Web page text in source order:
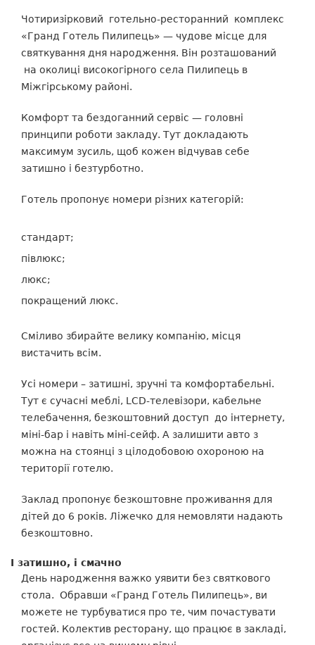
Чотиризірковий готельно-ресторанний
комплекс
«Гранд Готель Пилипець» — чудове місце для
святкування дня народження. Він розташований
на околиці високогірного села Пилипець в
Міжгірському районі.
Комфорт та бездоганний сервіс — головні
принципи роботи закладу. Тут докладають
максимум зусиль, щоб кожен відчував себе
затишно і безтурботно.
Готель пропонує номери різних категорій:
стандарт;
півлюкс;
люкс;
покращений люкс.
Сміливо збирайте велику компанію, місця
вистачить всім.
Усі номери – затишні, зручні та комфортабельні.
Тут є сучасні меблі, LCD-телевізори, кабельне
телебачення, безкоштовний доступ до інтернету,
міні-бар і навіть міні-сейф. А залишити авто з
можна на стоянці з цілодобовою охороною на
території готелю.
Заклад пропонує безкоштовне проживання для
дітей до 6 років. Ліжечко для немовляти надають
безкоштовно.
І затишно, і смачно
День народження важко уявити без святкового
стола. Обравши «Гранд Готель Пилипець», ви
можете не турбуватися про те, чим почастувати
гостей. Колектив ресторану, що працює в закладі,